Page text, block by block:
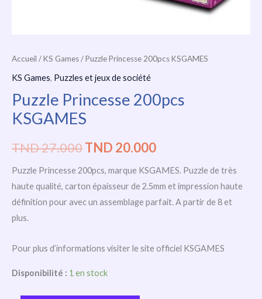
Accueil /KS Games/ Puzzle Princesse 200pcs KSGAMES
KS Games, Puzzles et jeux de société
Puzzle Princesse 200pcs
KSGAMES
TND27.000TND 20.000
Puzzle Princesse 200pcs, marque KSGAMES. Puzzle de très
haute qualité, carton épaisseur de 2.5mm et impression haute
définition pour avec un assemblage parfait. A partir de 8 et
plus.
Pour plus d’informations visiter le site officiel KSGAMES
Disponibilité : 1 en stock